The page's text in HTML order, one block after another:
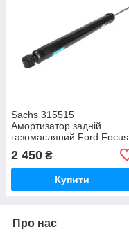
Sachs 315515
Амортизатор задній
газомасляний Ford Focus
2 450 ₴
Купити
Про нас